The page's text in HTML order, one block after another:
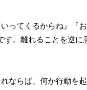
ってくるからね』『
す。離れることを逆に
ならば、何か行動を